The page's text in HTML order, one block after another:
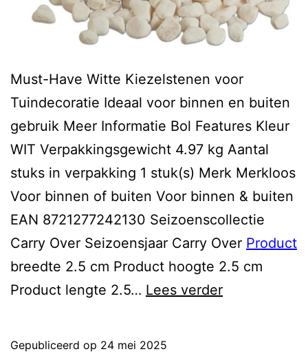
Must-Have Witte Kiezelstenen voor
Tuindecoratie Ideaal voor binnen en buiten
gebruik Meer Informatie Bol Features Kleur
WIT Verpakkingsgewicht 4.97 kg Aantal
stuks in verpakking 1 stuk(s) Merk Merkloos
Voor binnen of buiten Voor binnen & buiten
EAN 8721277242130 Seizoenscollectie
Carry Over Seizoensjaar Carry Over Product
breedte 2.5 cm Product hoogte 2.5 cm
Product lengte 2.5… Lees verderduurzaam
Gepubliceerd op 24 mei 2025